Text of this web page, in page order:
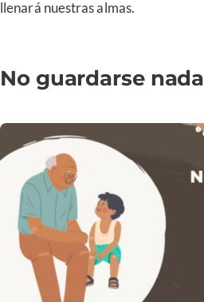
llenará nuestras almas.
No guardarse nada